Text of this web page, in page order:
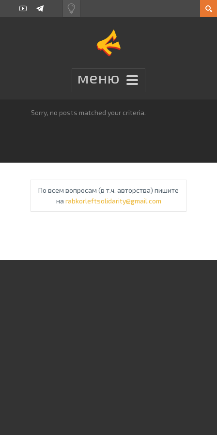
Sorry, no posts matched your criteria.
По всем вопросам (в т.ч. авторства) пишите
на rabkorleftsolidarity@gmail.com